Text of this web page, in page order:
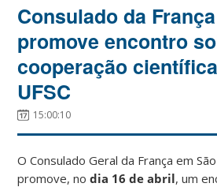
Consulado da França
promove encontro
cooperação
UFSC
15:00:10
OConsulado Geral da França em
promove, nodia 16 de abril, um